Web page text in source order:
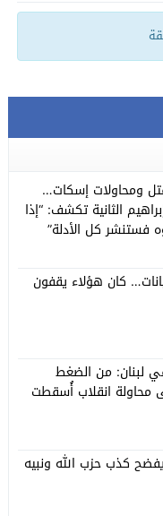
ومحاولات إسكات…
الثانية تكشف: “إذا
فستنشر كل الأدلة”
كان هؤلاء يقفون
في لبنان: من الضغط
محاولة انقلاب أُسقطت
كذب حزب الله ونبيه